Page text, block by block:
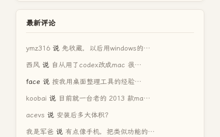
最新评论
ymz316 说 先收藏，以后用windows的…
西风 说 自从用了codex改成mac 很…
face 说 按我用桌面整理工具的经验…
koobai 说 目前就一台老的 2013 款ma…
acevs 说 安装后多大体积？
我是军爸 说 有点像手机，把类似功能的…